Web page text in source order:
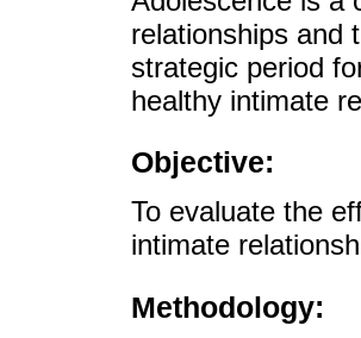
relationships and
strategic period
healthy intimate
Objective:
To evaluate the
intimate
Methodology: